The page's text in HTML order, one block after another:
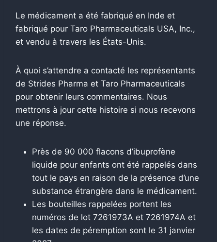
Le médicament a été fabriqué en Inde et
fabriqué pour Taro Pharmaceuticals USA, Inc.,
et vendu à travers les États-Unis.
À quoi s’attendre a contacté les représentants
de Strides Pharma et Taro Pharmaceuticals
pour obtenir leurs commentaires. Nous
mettrons à jour cette histoire si nous recevons
une réponse.
Près de 90 000 flacons d’ibuprofène
liquide pour enfants ont été rappelés dans
tout le pays en raison de la présence d’une
substance étrangère dans le médicament.
Les bouteilles rappelées portent les
numéros de lot 7261973A et 7261974A et
les dates de péremption sont le 31 janvier